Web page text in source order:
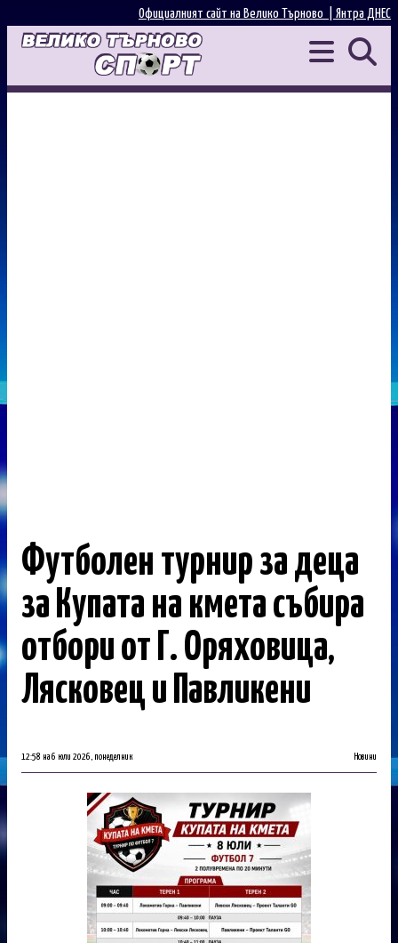
Янтра ДНЕС
Официалният сайт на Велико Търново |
Футболен турнир за деца
за Купата на кмета събира
отбори от Г. Оряховица,
Лясковец и Павликени
12:58 на 6 юли 2026, понеделник Новини